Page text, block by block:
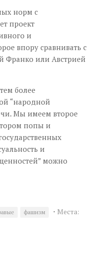
норм с
проект
и
впору сравнивать с
Франко или Австрией
более
“народной
Мы имеем второе
попы и
и
можно
фашизм · Места: